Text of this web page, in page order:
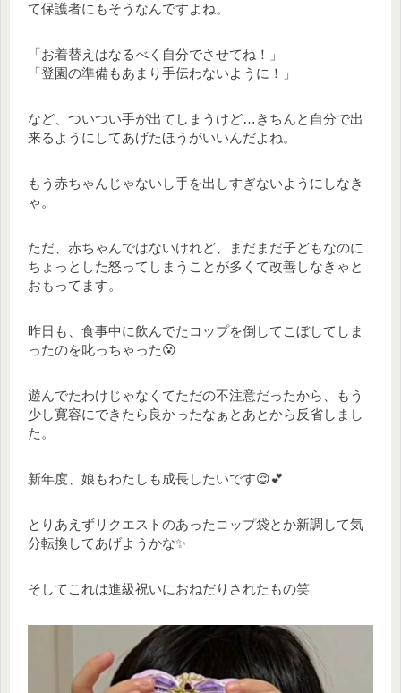
て保護者にもそうなんですよね。
「お着替えはなるべく自分でさせてね！」
「登園の準備もあまり手伝わないように！」
など、ついつい手が出てしまうけど…きちんと自分で出
来るようにしてあげたほうがいいんだよね。
もう赤ちゃんじゃないし手を出しすぎないようにしなき
ゃ。
ただ、赤ちゃんではないけれど、まだまだ子どもなのに
ちょっとした怒ってしまうことが多くて改善しなきゃと
おもってます。
昨日も、食事中に飲んでたコップを倒してこぼしてしま
ったのを叱っちゃった😵
遊んでたわけじゃなくてただの不注意だったから、もう
少し寛容にできたら良かったなぁとあとから反省しまし
た。
新年度、娘もわたしも成長したいです😌💕
とりあえずリクエストのあったコップ袋とか新調して気
分転換してあげようかな✨
そしてこれは進級祝いにおねだりされたもの笑